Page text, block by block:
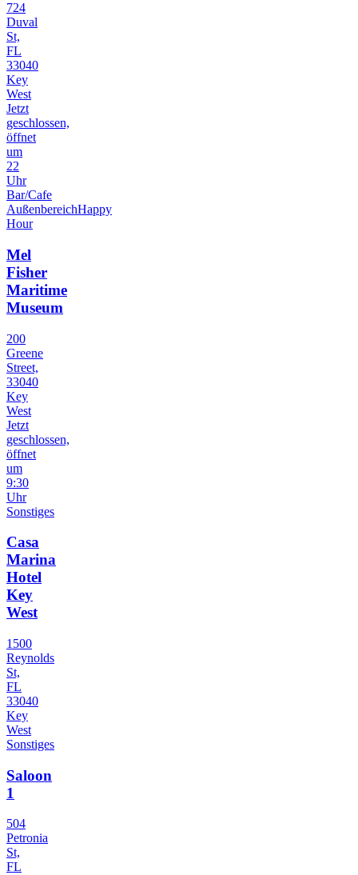
724
Duval
St,
FL
33040
Key
West
Jetzt
geschlossen,
öffnet
um
22
Uhr
Bar/Cafe
AußenbereichHappy
Hour
Mel
Fisher
Maritime
Museum
200
Greene
Street,
33040
Key
West
Jetzt
geschlossen,
öffnet
um
9:30
Uhr
Sonstiges
Casa
Marina
Hotel
Key
West
1500
Reynolds
St,
FL
33040
Key
West
Sonstiges
Saloon
1
504
Petronia
St,
FL